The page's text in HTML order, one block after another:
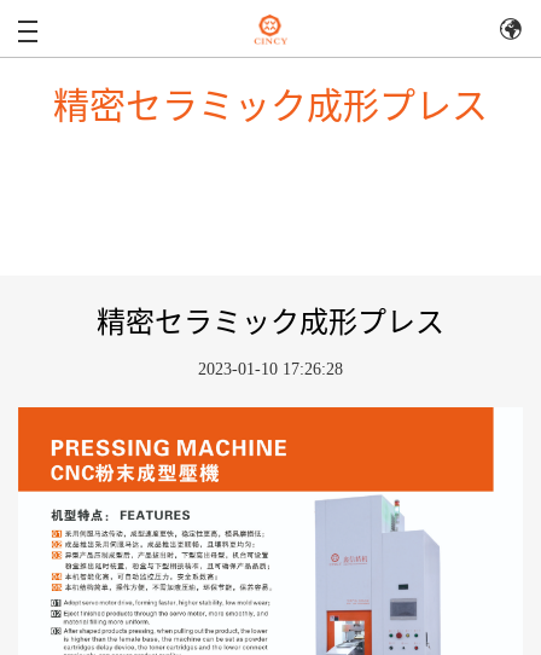
精密セラミック成形プレス
精密セラミック成形プレス
2023-01-10 17:26:28